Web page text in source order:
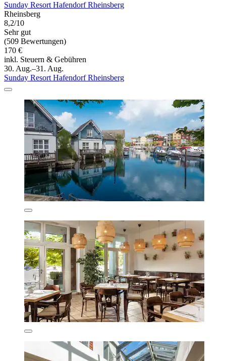
Sunday Resort Hafendorf Rheinsberg
Rheinsberg
8,2/10
Sehr gut
(509 Bewertungen)
170 €
inkl. Steuern & Gebühren
30. Aug.–31. Aug.
Sunday Resort Hafendorf Rheinsberg